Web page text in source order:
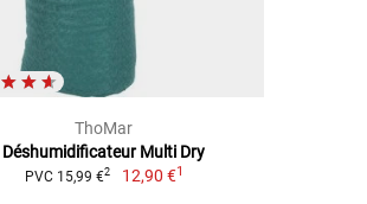
ThoMar
Déshumidificateur Multi Dry
PVC 15,99 €2 12,90 €1